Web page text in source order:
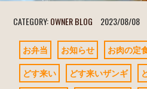
CATEGORY:OWNER BLOG 2023/08/08
お弁当 お知らせ お肉の定
どす来い
どす来いザンギ